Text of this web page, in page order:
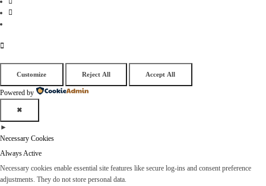
Customize Reject All Accept All
Powered by
✖
►
Necessary Cookies
Always Active
Necessary cookies enable essential site features like secure log-ins and consent preference
adjustments. They do not store personal data.